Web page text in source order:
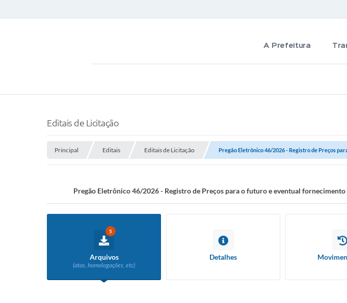
A Prefeitura
Editais de Licitação
Principal Editais Editais de Licitação Pregão Eletrônico 46/2026 - Registro de Preços
Pregão Eletrônico 46/2026 - Registro de Preços para o futuro e eventual
5
Arquivos
(atas, homologações, etc)
Detalhes